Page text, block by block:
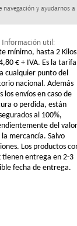
navegación y
Información util:
mínimo, hasta 2 Kilos
€ + IVA. Es la tarifa
cualquier punto del
nacional. Además
los envíos en caso de
o perdida, están
al 100%,
del valor
la mercancía. Salvo
Los productos
tienen entrega en 2-3
fecha de entrega.